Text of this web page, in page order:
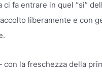
ci fa entrare in quel “sì”
liberamente e con
con la freschezza della